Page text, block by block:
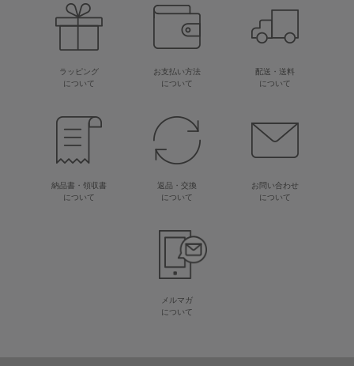
ラッピング
について
お支払い方法
について
配送・送料
について
納品書・領収書
について
返品・交換
について
お問い合わせ
について
メルマガ
について